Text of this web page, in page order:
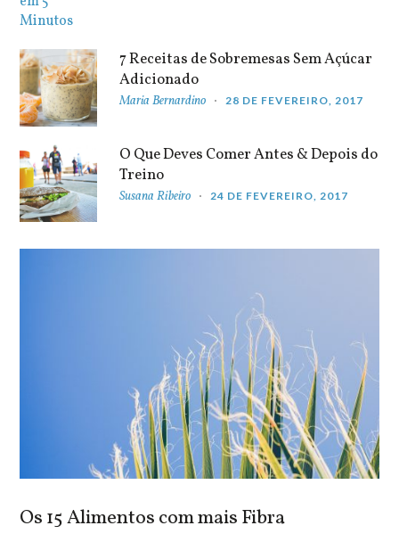
7 Receitas de Sobremesas Sem Açúcar
Adicionado
Maria Bernardino 28 DE FEVEREIRO, 2017
O Que Deves Comer Antes & Depois do
Treino
Susana Ribeiro 24 DE FEVEREIRO, 2017
Os 15 Alimentos com mais Fibra